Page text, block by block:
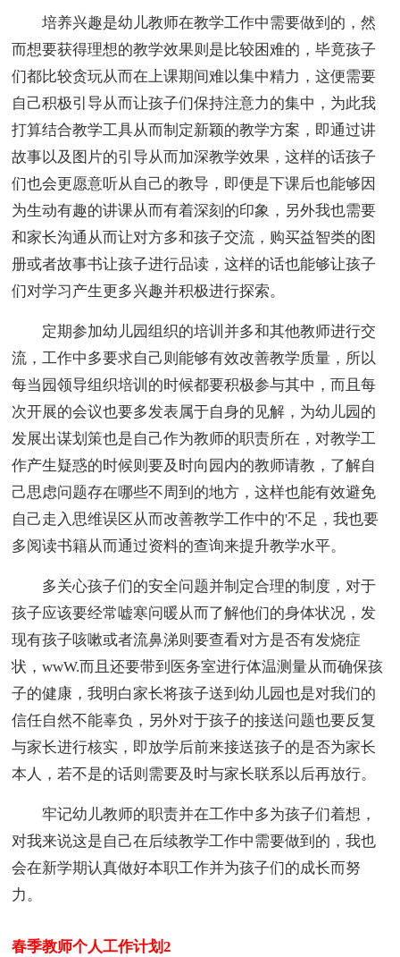
培养兴趣是幼儿教师在教学工作中需要做到的，然
而想要获得理想的教学效果则是比较困难的，毕竟孩子
们都比较贪玩从而在上课期间难以集中精力，这便需要
自己积极引导从而让孩子们保持注意力的集中，为此我
打算结合教学工具从而制定新颖的教学方案，即通过讲
故事以及图片的引导从而加深教学效果，这样的话孩子
们也会更愿意听从自己的教导，即便是下课后也能够因
为生动有趣的讲课从而有着深刻的印象，另外我也需要
和家长沟通从而让对方多和孩子交流，购买益智类的图
册或者故事书让孩子进行品读，这样的话也能够让孩子
们对学习产生更多兴趣并积极进行探索。
定期参加幼儿园组织的培训并多和其他教师进行交
流，工作中多要求自己则能够有效改善教学质量，所以
每当园领导组织培训的时候都要积极参与其中，而且每
次开展的会议也要多发表属于自身的见解，为幼儿园的
发展出谋划策也是自己作为教师的职责所在，对教学工
作产生疑惑的时候则要及时向园内的教师请教，了解自
己思虑问题存在哪些不周到的地方，这样也能有效避免
自己走入思维误区从而改善教学工作中的'不足，我也要
多阅读书籍从而通过资料的查询来提升教学水平。
多关心孩子们的安全问题并制定合理的制度，对于
孩子应该要经常嘘寒问暖从而了解他们的身体状况，发
现有孩子咳嗽或者流鼻涕则要查看对方是否有发烧症
状，wwW.而且还要带到医务室进行体温测量从而确保孩
子的健康，我明白家长将孩子送到幼儿园也是对我们的
信任自然不能辜负，另外对于孩子的接送问题也要反复
与家长进行核实，即放学后前来接送孩子的是否为家长
本人，若不是的话则需要及时与家长联系以后再放行。
牢记幼儿教师的职责并在工作中多为孩子们着想，
对我来说这是自己在后续教学工作中需要做到的，我也
会在新学期认真做好本职工作并为孩子们的成长而努
力。
春季教师个人工作计划2